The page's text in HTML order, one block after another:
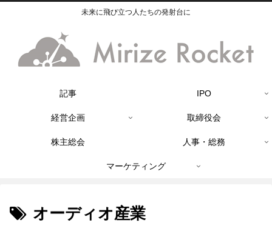
未来に飛び立つ人たちの発射台に
記事 IPO
経営企画 取締役会
株主総会 人事・総務
マーケティング
オーディオ産業